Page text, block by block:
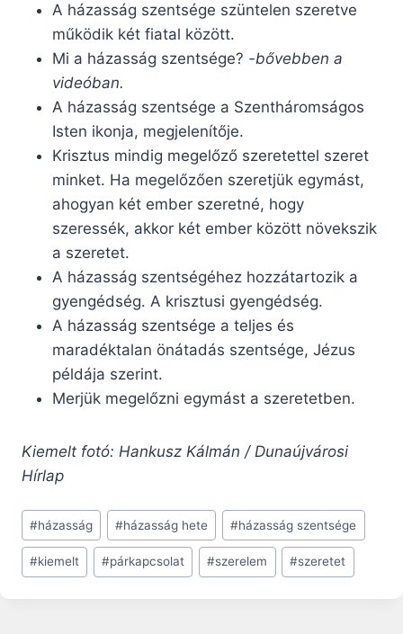
A házasság szentsége szüntelen szeretve
működik két fiatal között.
Mi a házasság szentsége? -bővebben a
videóban.
A házasság szentsége a Szentháromságos
Isten ikonja, megjelenítője.
Krisztus mindig megelőző szeretettel szeret
minket. Ha megelőzően szeretjük egymást,
ahogyan két ember szeretné, hogy
szeressék, akkor két ember között növekszik
a szeretet.
A házasság szentségéhez hozzátartozik a
gyengédség. A krisztusi gyengédség.
A házasság szentsége a teljes és
maradéktalan önátadás szentsége, Jézus
példája szerint.
Merjük megelőzni egymást a szeretetben.
Kiemelt fotó: Hankusz Kálmán / Dunaújvárosi
Hírlap
Post
Tags:
#házasság #házasság hete #házasság szentsége
#kiemelt #párkapcsolat #szerelem #szeretet